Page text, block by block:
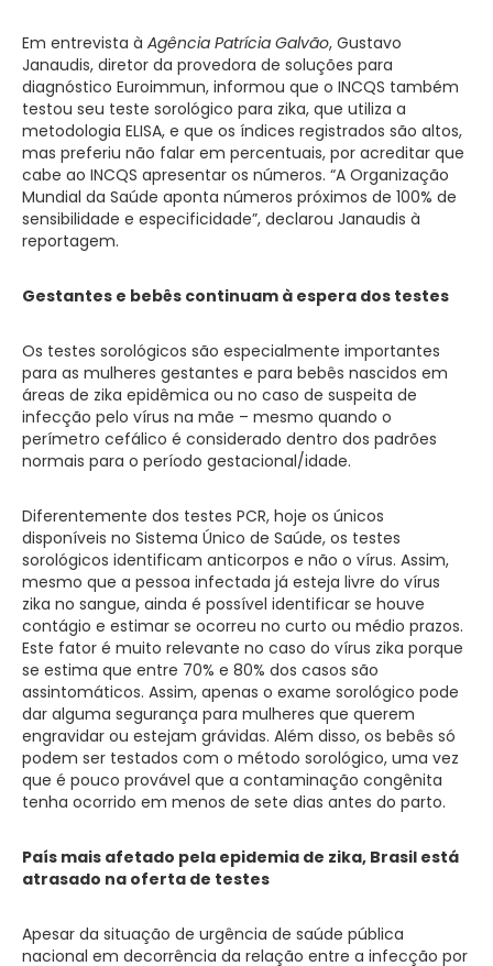
Em entrevista à Agência Patrícia Galvão, Gustavo
Janaudis, diretor da provedora de soluções para
diagnóstico Euroimmun, informou que o INCQS também
testou seu teste sorológico para zika, que utiliza a
metodologia ELISA, e que os índices registrados são altos,
mas preferiu não falar em percentuais, por acreditar que
cabe ao INCQS apresentar os números. “A Organização
Mundial da Saúde aponta números próximos de 100% de
sensibilidade e especificidade”, declarou Janaudis à
reportagem.
Gestantes e bebês continuam à espera dos testes
Os testes sorológicos são especialmente importantes
para as mulheres gestantes e para bebês nascidos em
áreas de zika epidêmica ou no caso de suspeita de
infecção pelo vírus na mãe – mesmo quando o
perímetro cefálico é considerado dentro dos padrões
normais para o período gestacional/idade.
Diferentemente dos testes PCR, hoje os únicos
disponíveis no Sistema Único de Saúde, os testes
sorológicos identificam anticorpos e não o vírus. Assim,
mesmo que a pessoa infectada já esteja livre do vírus
zika no sangue, ainda é possível identificar se houve
contágio e estimar se ocorreu no curto ou médio prazos.
Este fator é muito relevante no caso do vírus zika porque
se estima que entre 70% e 80% dos casos são
assintomáticos. Assim, apenas o exame sorológico pode
dar alguma segurança para mulheres que querem
engravidar ou estejam grávidas. Além disso, os bebês só
podem ser testados com o método sorológico, uma vez
que é pouco provável que a contaminação congênita
tenha ocorrido em menos de sete dias antes do parto.
País mais afetado pela epidemia de zika, Brasil está
atrasado na oferta de testes
Apesar da situação de urgência de saúde pública
nacional em decorrência da relação entre a infecção por